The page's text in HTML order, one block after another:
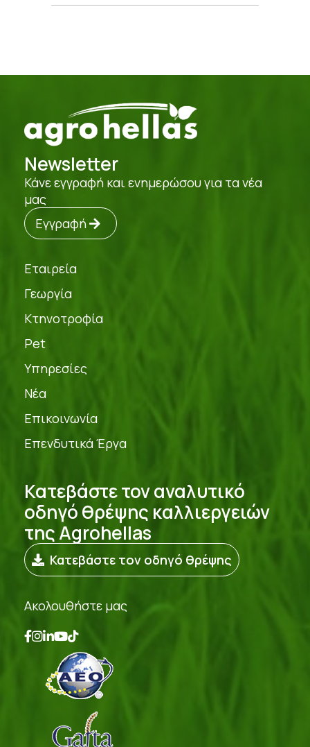
Newsletter
Κάνε εγγραφή και ενημερώσου για τα νέα
μας
Εγγραφή
Εταιρεία
Γεωργία
Κτηνοτροφία
Pet
Υπηρεσίες
Νέα
Επικοινωνία
Επενδυτικά Έργα
Κατεβάστε τον αναλυτικό
οδηγό θρέψης καλλιεργειών
της Agrohellas
Κατεβάστε τον οδηγό θρέψης
Ακολουθήστε μας